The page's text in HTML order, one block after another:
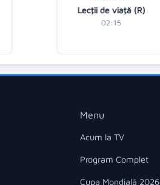
Lecţii de viaţă (R)
02:15
Menu
Acum la TV
Program Complet
Cupa Mondială 2026